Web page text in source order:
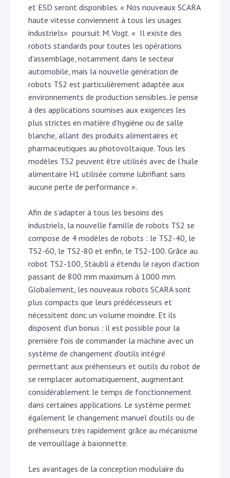
et ESD seront disponibles. « Nos nouveaux SCARA
haute vitesse conviennent à tous les usages
industriels» poursuit M. Vogt. « Il existe des
robots standards pour toutes les opérations
d’assemblage, notamment dans le secteur
automobile, mais la nouvelle génération de
robots TS2 est particulièrement adaptée aux
environnements de production sensibles. Je pense
à des applications soumises aux exigences les
plus strictes en matière d’hygiène ou de salle
blanche, allant des produits alimentaires et
pharmaceutiques au photovoltaïque. Tous les
modèles TS2 peuvent être utilisés avec de l’huile
alimentaire H1 utilisée comme lubrifiant sans
aucune perte de performance ».
Afin de s’adapter à tous les besoins des
industriels, la nouvelle famille de robots TS2 se
compose de 4 modèles de robots : le TS2-40, le
TS2-60, le TS2-80 et enfin, le TS2-100. Grâce au
robot TS2-100, Stäubli a étendu le rayon d’action
passant de 800 mm maximum à 1000 mm.
Globalement, les nouveaux robots SCARA sont
plus compacts que leurs prédécesseurs et
nécessitent donc un volume moindre. Et ils
disposent d’un bonus : il est possible pour la
première fois de commander la machine avec un
système de changement d’outils intégré
permettant aux préhenseurs et outils du robot de
se remplacer automatiquement, augmentant
considérablement le temps de fonctionnement
dans certaines applications. Le système permet
également le changement manuel d’outils ou de
préhenseurs très rapidement grâce au mécanisme
de verrouillage à baïonnette.
Les avantages de la conception modulaire du